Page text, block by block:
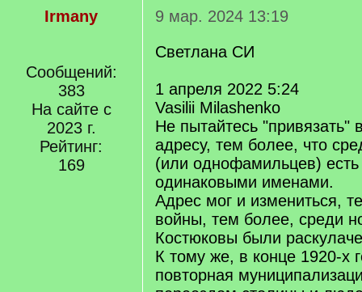
Irmany
Сообщений:
383
На сайте с
2023 г.
Рейтинг:
169
9 мар. 2024 13:19
Светлана СИ
1 апреля 2022 5:24
Vasilii Milashenko
Не пытайтесь "привязать"
адресу, тем более, что
(или однофамильцев)
одинаковыми именами.
Адрес мог и измениться,
войны, тем более, среди
Костюковы были
К тому же, в конце 1920-х
повторная